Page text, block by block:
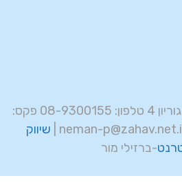
כתובת: נס ציונה רח' בן גוריון 4 טלפון: 08-9300155 פקס:
שיווק
-ברזילי מור